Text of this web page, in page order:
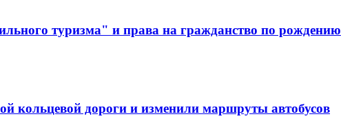
туризма" и права на гражданство по рождению
кольцевой дороги и изменили маршруты автобусов